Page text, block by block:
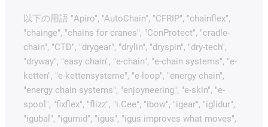
以下の用語 "Apiro", "AutoChain", "CFRIP", "chainflex",
"chainge", "chains for cranes", "ConProtect", "cradle-
chain", "CTD", "drygear", "drylin", "dryspin", "dry-tech",
"dryway", "easy chain", "e-chain", "e-chain systems", "e-
ketten", "e-kettensysteme", "e-loop", "energy chain",
"energy chain systems", "enjoyneering", "e-skin", "e-
spool", "fixflex", "flizz", "i.Cee", "ibow", "igear", "iglidur",
"igubal", "igumid", "igus", "igus improves what moves",